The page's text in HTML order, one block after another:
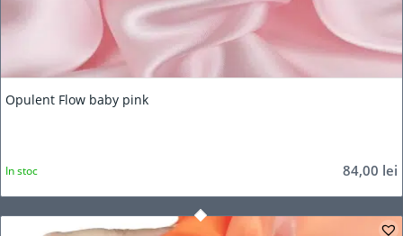
Opulent Flow baby pink
84,00 lei
In stoc